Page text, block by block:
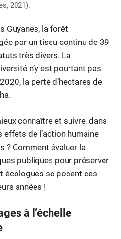
2021).
Guyanes, la forêt
par un tissu continu de 39
très divers. La
n’y est pourtant pas
la perte d’hectares de
connaître et suivre, dans
effets de l’action humaine
? Comment évaluer la
publiques pour préserver
écologues se posent ces
années !
à l’échelle